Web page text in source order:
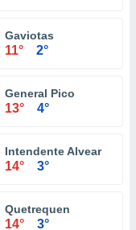
Gaviotas
11° 2°
General Pico
13° 4°
Intendente Alvear
14° 3°
Quetrequen
14° 3°